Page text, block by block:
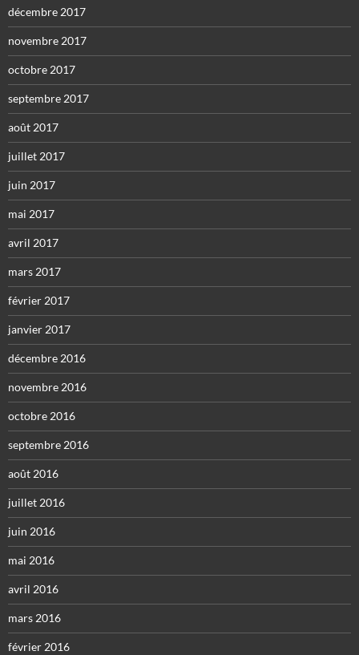
décembre 2017
novembre 2017
octobre 2017
septembre 2017
août 2017
juillet 2017
juin 2017
mai 2017
avril 2017
mars 2017
février 2017
janvier 2017
décembre 2016
novembre 2016
octobre 2016
septembre 2016
août 2016
juillet 2016
juin 2016
mai 2016
avril 2016
mars 2016
février 2016